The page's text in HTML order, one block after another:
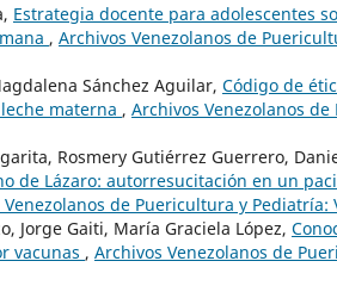
Estrategia docente para adolescentes
, Archivos Venezolanos de
Sánchez Aguilar, Código de
materna , Archivos Venezolanos
Rosmery Gutiérrez Guerrero,
de Lázaro: autorresucitación en un
Venezolanos de Puericultura y
Jorge Gaiti, María Graciela López,
vacunas , Archivos Venezolanos de